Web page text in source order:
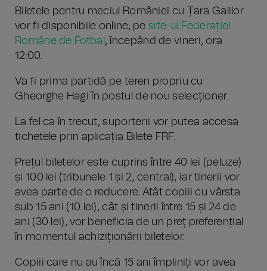
Biletele pentru meciul României cu Țara Galilor
vor fi disponibile online, pesite-ul Federației
Române de Fotbal , începând de vineri, ora
12:00.
Va fi prima partidă pe teren propriu cu
Gheorghe Hagi în postul de nou selecționer.
La fel ca în trecut, suporterii vor putea accesa
tichetele prin aplicația Bilete FRF.
Prețul biletelor este cuprins între 40 lei (peluze)
și 100 lei (tribunele 1 și 2, central), iar tinerii vor
avea parte de o reducere. Atât copiii cu vârsta
sub 15 ani (10 lei), cât și tinerii între 15 și 24 de
ani (30 lei), vor beneficia de un preț preferențial
în momentul achiziționării biletelor.
Copiii care nu au încă 15 ani împliniți vor avea